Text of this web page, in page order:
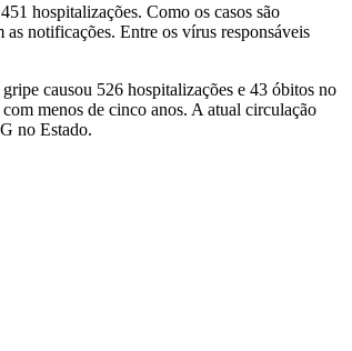
hospitalizações. Como os casos são
notificações. Entre os vírus responsáveis
causou 526 hospitalizações e 43 óbitos no
menos de cinco anos. A atual circulação
no Estado.